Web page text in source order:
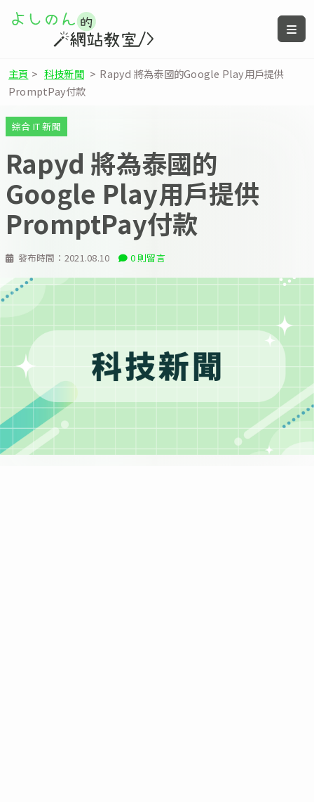
主頁 > 科技新聞 > Rapyd 將為泰國的Google Play用戶提供
PromptPay付款
發布時間： 2021.08.10 0 則留言
綜合 IT 新聞
Rapyd 將為泰國的
Google Play用戶提供
PromptPay付款